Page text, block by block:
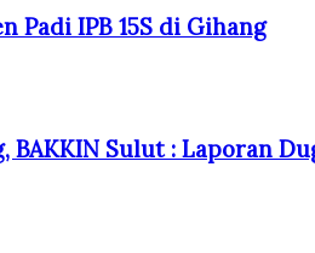
Padi IPB 15S di Gihang
Sulut : Laporan